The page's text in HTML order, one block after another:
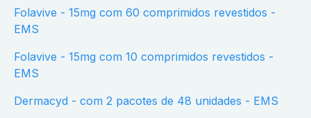
Folavive - 15mg com 60 comprimidos revestidos -
EMS
Folavive - 15mg com 10 comprimidos revestidos -
EMS
Dermacyd - com 2 pacotes de 48 unidades - EMS